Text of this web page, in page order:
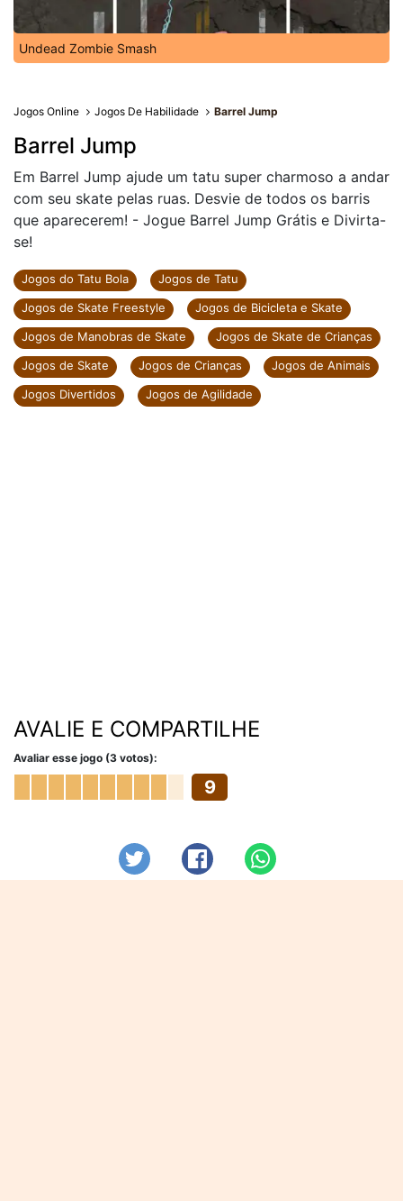
Undead Zombie Smash
Jogos Online Jogos De Habilidade Barrel Jump
Barrel Jump
Em Barrel Jump ajude um tatu super charmoso a andar
com seu skate pelas ruas. Desvie de todos os barris
que aparecerem! - Jogue Barrel Jump Grátis e Divirta-
se!
Jogos do Tatu Bola
Jogos de Tatu
Jogos de Skate Freestyle
Jogos de Bicicleta e Skate
Jogos de Manobras de Skate
Jogos de Skate de Crianças
Jogos de Skate
Jogos de Crianças
Jogos de Animais
Jogos Divertidos
Jogos de Agilidade
AVALIE E COMPARTILHE
Avaliar esse jogo (3 votos):
9